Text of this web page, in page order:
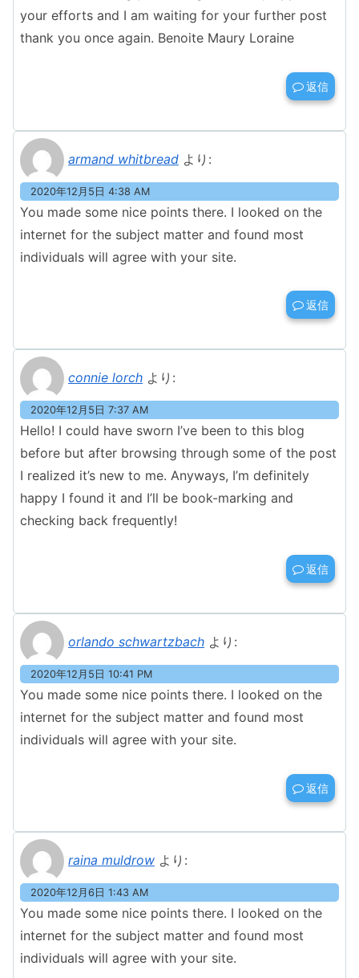
your efforts and I am waiting for your further post
thank you once again. Benoite Maury Loraine
返信
armand whitbread より:
2020年12月5日 4:38 AM
You made some nice points there. I looked on the
internet for the subject matter and found most
individuals will agree with your site.
返信
connie lorch より:
2020年12月5日 7:37 AM
Hello! I could have sworn I’ve been to this blog
before but after browsing through some of the post
I realized it’s new to me. Anyways, I’m definitely
happy I found it and I’ll be book-marking and
checking back frequently!
返信
orlando schwartzbach より:
2020年12月5日 10:41 PM
You made some nice points there. I looked on the
internet for the subject matter and found most
individuals will agree with your site.
返信
raina muldrow より:
2020年12月6日 1:43 AM
You made some nice points there. I looked on the
internet for the subject matter and found most
individuals will agree with your site.